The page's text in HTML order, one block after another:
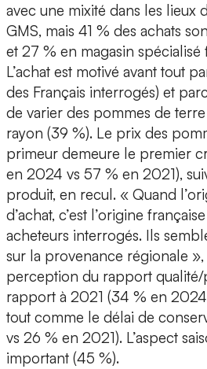
avec une mixité dans les lieux
GMS, mais 41 % des achats
et 27 % en magasin spécialisé
L’achat est motivé avant tout
des Français interrogés) et
de varier des pommes de
rayon (39 %). Le prix des
primeur demeure le premier
en 2024 vs 57 % en 2021),
produit, en recul. « Quand
d’achat, c’est l’origine
acheteurs interrogés. Ils
sur la provenance régionale »,
perception du rapport qualité/
rapport à 2021 (34 % en
tout comme le délai de
vs 26 % en 2021). L’aspect
important (45 %).